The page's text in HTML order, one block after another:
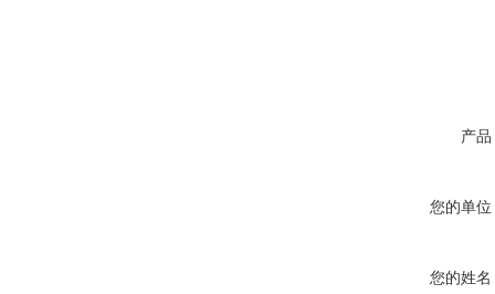
产品
您的单位
您的姓名